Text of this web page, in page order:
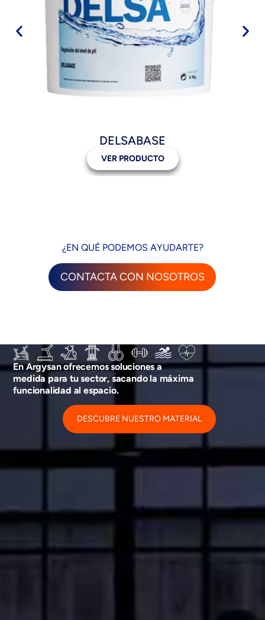
DELSABASE
VER PRODUCTO
¿EN QUÉ PODEMOS AYUDARTE?
CONTACTA CON NOSOTROS
En Argysan ofrecemos soluciones a
medida para tu sector, sacando la máxima
funcionalidad al espacio.
DESCUBRE NUESTRO MATERIAL